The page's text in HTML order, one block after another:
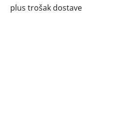
plus trošak dostave